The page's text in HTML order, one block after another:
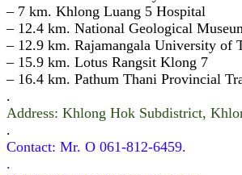
– 7 km. Khlong Luang 5 Hospital
– 12.4 km. National Geological
– 12.9 km. Rajamangala University of
– 15.9 km. Lotus Rangsit Klong 7
– 16.4 km. Pathum Thani Provincial
.
Address: Khlong Hok Subdistrict,
.
Contact: Mr. O 061-812-6459.
.